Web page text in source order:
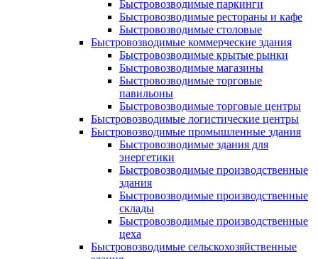
Быстровозводимые паркинги
Быстровозводимые рестораны и кафе
Быстровозводимые столовые
Быстровозводимые коммерческие здания
Быстровозводимые крытые рынки
Быстровозводимые магазины
Быстровозводимые торговые
павильоны
Быстровозводимые торговые центры
Быстровозводимые логистические центры
Быстровозводимые промышленные здания
Быстровозводимые здания для
энергетики
Быстровозводимые производственные
здания
Быстровозводимые производственные
склады
Быстровозводимые производственные
цеха
Быстровозводимые сельскохозяйственные